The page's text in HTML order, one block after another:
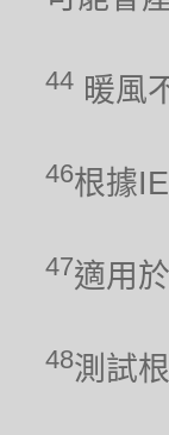
44 暖風
46根據
47適用
48測試